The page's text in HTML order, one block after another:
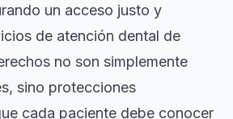
un acceso justo y
de atención dental de
no son simplemente
sino protecciones
cada paciente debe conocer